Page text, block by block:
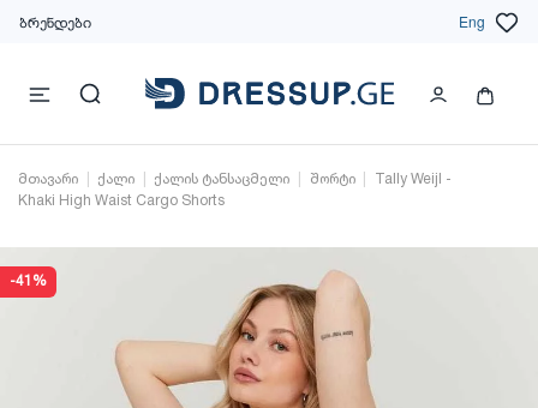
ბრენდები Eng
მთავარი ქალი ქალის ტანსაცმელი შორტი
Tally Weijl -
Khaki High Waist Cargo Shorts
-41%